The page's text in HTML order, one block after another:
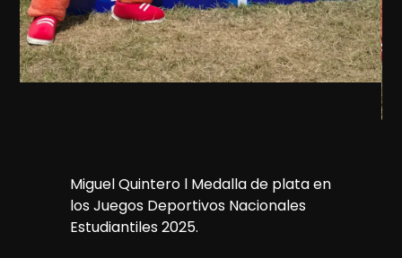
Miguel Quintero l Medalla de plata en
los Juegos Deportivos Nacionales
Estudiantiles 2025.